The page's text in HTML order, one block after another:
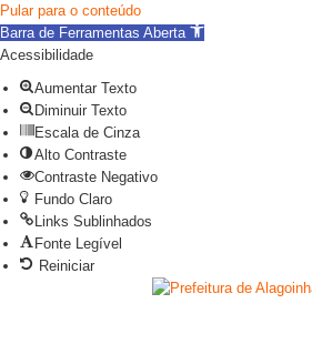
Pular para o conteúdo
Barra de Ferramentas Aberta
Acessibilidade
Aumentar Texto
Diminuir Texto
Escala de Cinza
Alto Contraste
Contraste Negativo
Fundo Claro
Links Sublinhados
Fonte Legível
Reiniciar